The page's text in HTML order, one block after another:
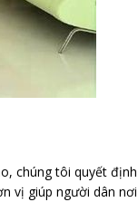
chúng tôi quyết định
vị giúp người dân nơi